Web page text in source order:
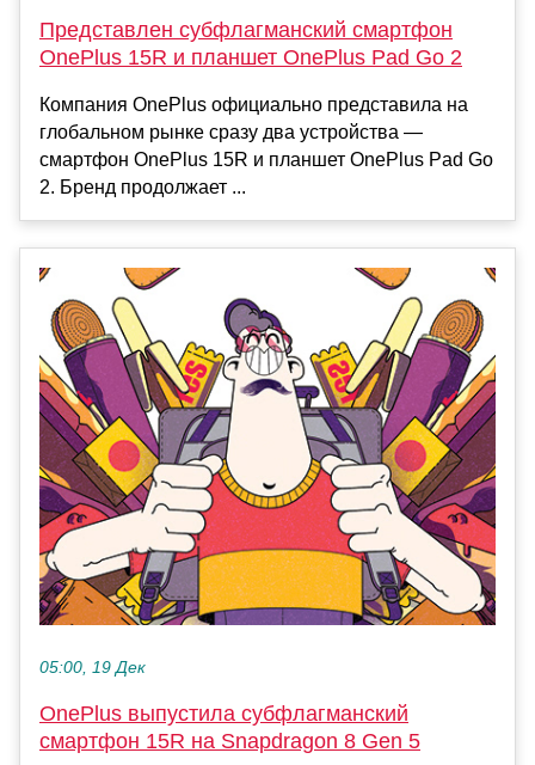
Представлен субфлагманский смартфон
OnePlus 15R и планшет OnePlus Pad Go 2
Компания OnePlus официально представила на
глобальном рынке сразу два устройства —
смартфон OnePlus 15R и планшет OnePlus Pad Go
2. Бренд продолжает ...
05:00, 19 Дек
OnePlus выпустила субфлагманский
смартфон 15R на Snapdragon 8 Gen 5